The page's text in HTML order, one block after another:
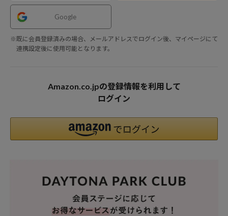
Google
※既に会員登録済みの場合、メールアドレスでログイン後、マイページにて
連携設定後に使用可能となります。
Amazon.co.jpの登録情報を利用して
ログイン